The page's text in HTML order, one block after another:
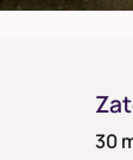
30